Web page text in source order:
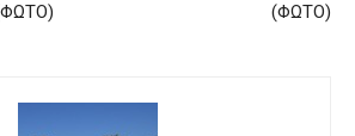
(ΦΩΤΟ)